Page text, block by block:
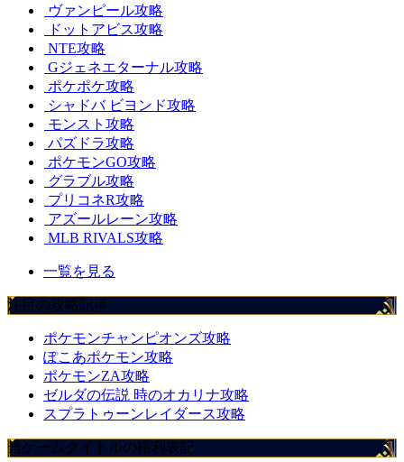
ヴァンピール攻略
ドットアビス攻略
NTE攻略
Gジェネエターナル攻略
ポケポケ攻略
シャドバ ビヨンド攻略
モンスト攻略
パズドラ攻略
ポケモンGO攻略
グラブル攻略
プリコネR攻略
アズールレーン攻略
MLB RIVALS攻略
一覧を見る
注目の攻略記事
ポケモンチャンピオンズ攻略
ぽこあポケモン攻略
ポケモンZA攻略
ゼルダの伝説 時のオカリナ攻略
スプラトゥーンレイダース攻略
当ゲームタイトルの権利表記